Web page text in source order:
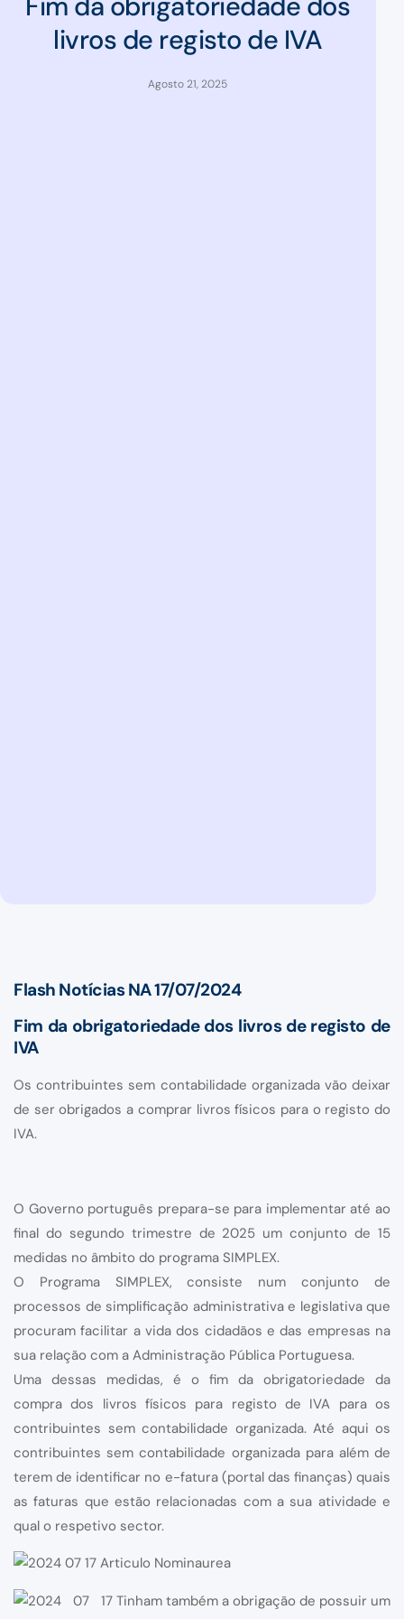
livros de registo de IVA
Agosto 21, 2025
Flash Notícias NA 17/07/2024
Fim da obrigatoriedade dos livros de registo de
IVA
Os contribuintes sem contabilidade organizada vão deixar
de ser obrigados a comprar livros físicos para o registo do
IVA.
O Governo português prepara-se para implementar até ao
final do segundo trimestre de 2025 um conjunto de 15
medidas no âmbito do programa SIMPLEX.
O Programa SIMPLEX, consiste num conjunto de
processos de simplificação administrativa e legislativa que
procuram facilitar a vida dos cidadãos e das empresas na
sua relação com a Administração Pública Portuguesa.
Uma dessas medidas, é o fim da obrigatoriedade da
compra dos livros físicos para registo de IVA para os
contribuintes sem contabilidade organizada. Até aqui os
contribuintes sem contabilidade organizada para além de
terem de identificar no e-fatura (portal das finanças) quais
as faturas que estão relacionadas com a sua atividade e
qual o respetivo sector.
Tinham também a obrigação de possuir um